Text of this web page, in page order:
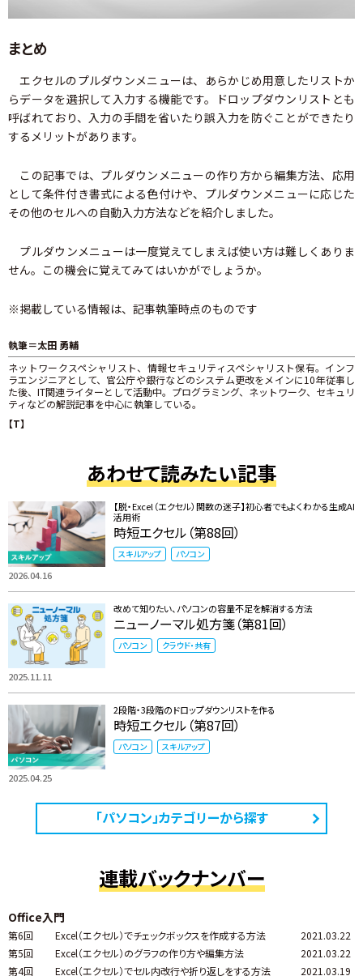
まとめ
エクセルのプルダウンメニューは、あらかじめ用意したリストか
らデータを選択して入力する機能です。ドロップダウンリストとも
呼ばれており、入力の手間を省いたり誤入力を防ぐことができたり
するメリットがあります。
この記事では、プルダウンメニューの作り方から編集方法、応用
として条件付き書式による色付けや、プルダウンメニューに応じた
その他のセルへの自動入力方法などを紹介しました。
プルダウンメニューは一度覚えてしまえば使い方は難しくありま
せん。この機会に覚えてみてはいかがでしょうか。
※掲載している情報は、記事執筆時点のものです
執筆＝太田 勇輔
ネットワークスペシャリスト、情報セキュリティスペシャリスト保有。インフ
ラエンジニアとして、官公庁や銀行などのシステム更改をメインに10年従事し
た後、IT関連ライターとして活動中。プログラミング、ネットワーク、セキュリ
ティなどの解説記事を中心に執筆している。
【T】
あわせて読みたい記事
2026.04.16
【脱・Excel（エクセル）関数の迷子】初心者でもよくわかる生成AI
活用術
時短エクセル（第88回）
スキルアップ パソコン
2025.11.11
改めて知りたい、パソコンの容量不足を解消する方法
ニューノーマル処方箋（第81回）
パソコン クラウド・共有
2025.04.25
2段階・3段階のドロップダウンリストを作る
時短エクセル（第87回）
パソコン スキルアップ
「パソコン」カテゴリーから探す
連載バックナンバー
Office入門
第6回 Excel（エクセル）でチェックボックスを作成する方法
2021.03.22
第5回
Excel（エクセル）のグラフの作り方や編集方法
2021.03.22
第4回
Excel（エクセル）でセル内改行や折り返しをする方法 2021.03.19